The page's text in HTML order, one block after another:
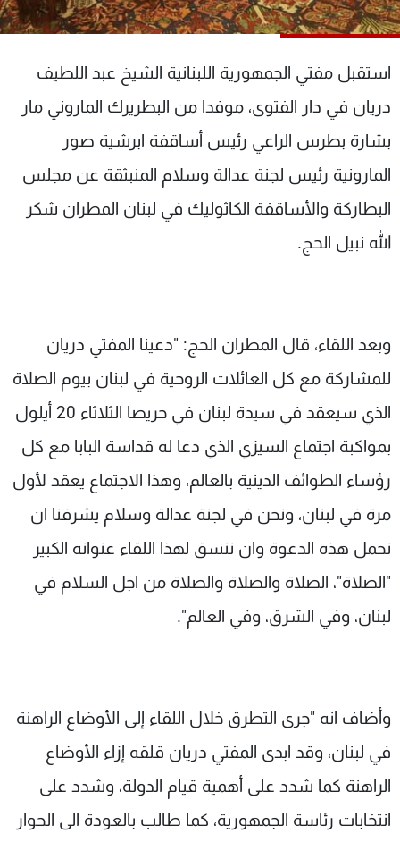
استقبل مفتي الجمهورية اللبنانية الشيخ عبد اللطيف
دريان في دار الفتوى، موفدا من البطريرك الماروني مار
بشارة بطرس الراعي رئيس أساقفة ابرشية صور
المارونية رئيس لجنة عدالة وسلام المنبثقة عن مجلس
البطاركة والأساقفة الكاثوليك في لبنان المطران شكر
الله نبيل الحج.
وبعد اللقاء، قال المطران الحج: "دعينا المفتي دريان
للمشاركة مع كل العائلات الروحية في لبنان بيوم الصلاة
الذي سيعقد في سيدة لبنان في حريصا الثلاثاء 20 أيلول
بمواكبة اجتماع السيزي الذي دعا له قداسة البابا مع كل
رؤساء الطوائف الدينية بالعالم، وهذا الاجتماع يعقد لأول
مرة في لبنان، ونحن في لجنة عدالة وسلام يشرفنا ان
نحمل هذه الدعوة وان ننسق لهذا اللقاء عنوانه الكبير
"الصلاة"، الصلاة والصلاة والصلاة من اجل السلام في
لبنان، وفي الشرق، وفي العالم".
وأضاف انه "جرى التطرق خلال اللقاء إلى الأوضاع الراهنة
في لبنان، وقد ابدى المفتي دريان قلقه إزاء الأوضاع
الراهنة كما شدد على أهمية قيام الدولة، وشدد على
انتخابات رئاسة الجمهورية، كما طالب بالعودة الى الحوار
شاهد البرامج
عن MTV
الإنـتـاج
لاعلاناتكم
وظائف
تواصل معنا
شروط الإسـتخدام